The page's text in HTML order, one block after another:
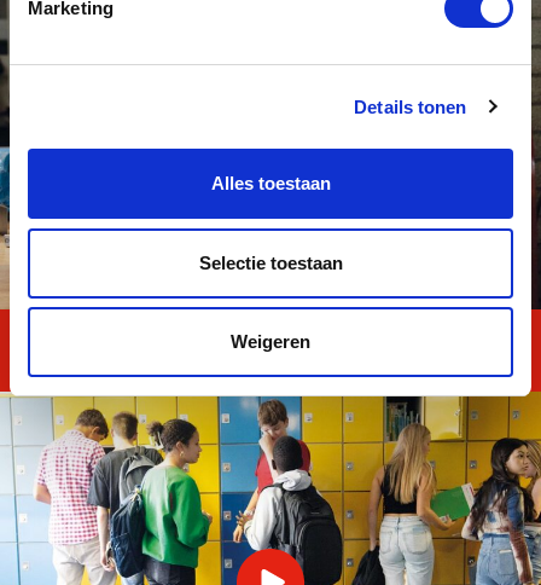
Marketing
Details tonen
Alles toestaan
Selectie toestaan
Weigeren
Mentor